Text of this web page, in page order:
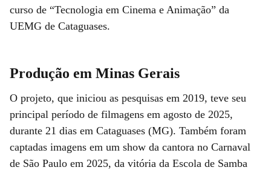
curso de “Tecnologia em Cinema e Animação” da
UEMG de Cataguases.
Produção em Minas Gerais
O projeto, que iniciou as pesquisas em 2019, teve seu
principal período de filmagens em agosto de 2025,
durante 21 dias em Cataguases (MG). Também foram
captadas imagens em um show da cantora no Carnaval
de São Paulo em 2025, da vitória da Escola de Samba